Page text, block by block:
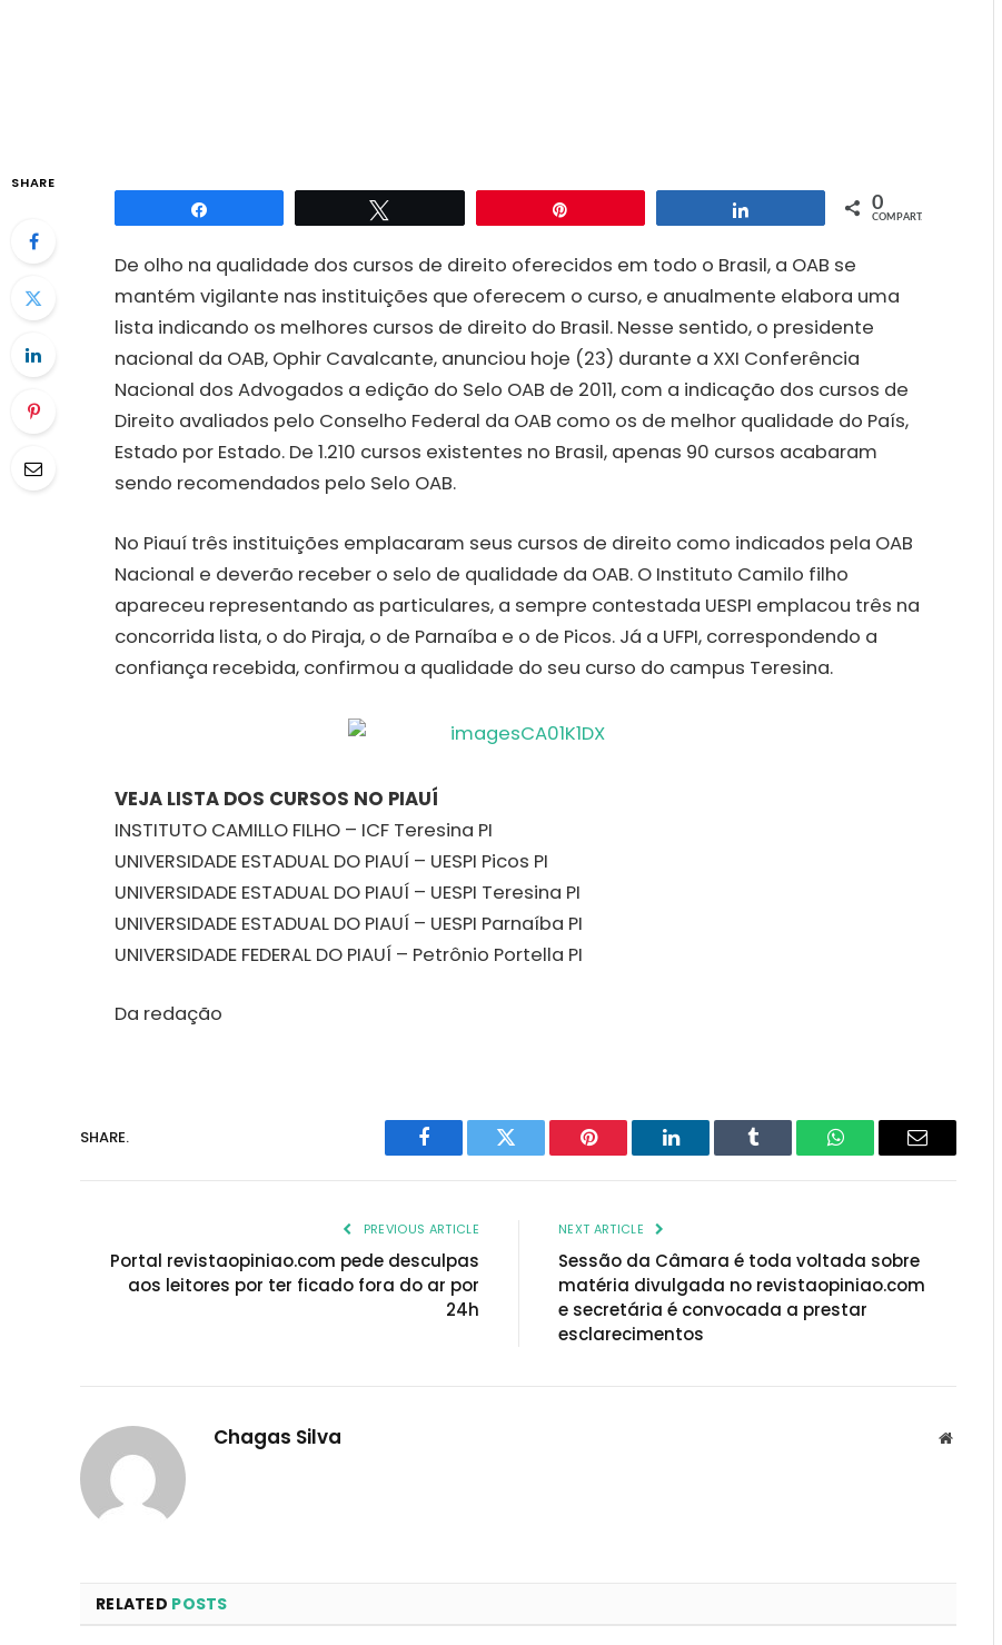
SHARE
Compartilhar 0
COMPART.
De olho na qualidade dos cursos de direito oferecidos em todo o Brasil, a OAB se
mantém vigilante nas instituições que oferecem o curso, e anualmente elabora uma
lista indicando os melhores cursos de direito do Brasil. Nesse sentido, o presidente
nacional da OAB, Ophir Cavalcante, anunciou hoje (23) durante a XXI Conferência
Nacional dos Advogados a edição do Selo OAB de 2011, com a indicação dos cursos de
Direito avaliados pelo Conselho Federal da OAB como os de melhor qualidade do País,
Estado por Estado. De 1.210 cursos existentes no Brasil, apenas 90 cursos acabaram
sendo recomendados pelo Selo OAB.
No Piauí três instituições emplacaram seus cursos de direito como indicados pela OAB
Nacional e deverão receber o selo de qualidade da OAB. O Instituto Camilo filho
apareceu representando as particulares, a sempre contestada UESPI emplacou três na
concorrida lista, o do Piraja, o de Parnaíba e o de Picos. Já a UFPI, correspondendo a
confiança recebida, confirmou a qualidade do seu curso do campus Teresina.
VEJA LISTA DOS CURSOS NO PIAUÍ
INSTITUTO CAMILLO FILHO – ICF Teresina PI
UNIVERSIDADE ESTADUAL DO PIAUÍ – UESPI Picos PI
UNIVERSIDADE ESTADUAL DO PIAUÍ – UESPI Teresina PI
UNIVERSIDADE ESTADUAL DO PIAUÍ – UESPI Parnaíba PI
UNIVERSIDADE FEDERAL DO PIAUÍ – Petrônio Portella PI
Da redação
SHARE.
Facebook Twitter Pinterest LinkedIn Tumblr WhatsAppEmail
PREVIOUS ARTICLE
Portal revistaopiniao.com pede desculpas
aos leitores por ter ficado fora do ar por
24h
NEXT ARTICLE
Sessão da Câmara é toda voltada sobre
matéria divulgada no revistaopiniao.com
e secretária é convocada a prestar
esclarecimentos
Chagas Silva Website
RELATED POSTS